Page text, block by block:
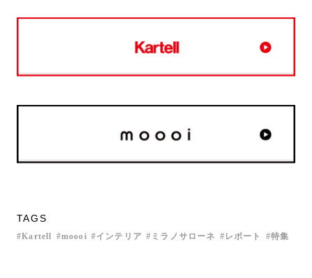
TAGS
Kartell moooi インテリア ミラノサローネ レポート 特集